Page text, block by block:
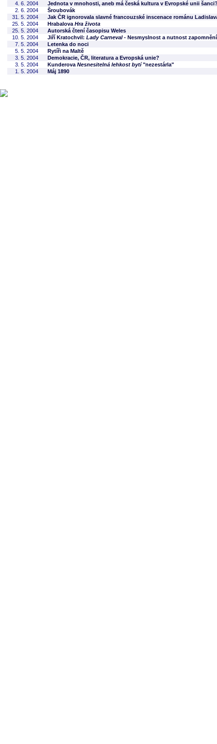
4. 6. 2004
Jednota v mnohosti, aneb má česká kultura v Evropské unii
2. 6. 2004
Šroubovák
31. 5. 2004
Jak ČR ignorovala slavné francouzské inscenace románu
25. 5. 2004
Hrabalova Hra života
25. 5. 2004
Autorská čtení časopisu Weles
10. 5. 2004
Jiří Kratochvil: Lady Carneval- Nesmyslnost a nutnost zapomnění
7. 5. 2004
Letenka do noci
5. 5. 2004
Rytíři na Maltě
3. 5. 2004
Demokracie, ČR, literatura a Evropská unie?
3. 5. 2004
Kunderova Nesnesitelná lehkost bytí"nezestárla"
1. 5. 2004
Máj 1890